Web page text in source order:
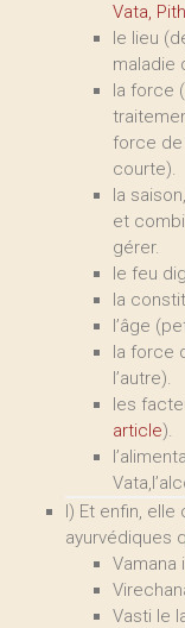
Vata,
le lieu
maladie
la force
force de
courte).
la
et
gérer.
le feu
la
l’âge
la force
l’autre).
les
article).
l) Et enfin,
ayurvédiques
Vamana
Vasti le